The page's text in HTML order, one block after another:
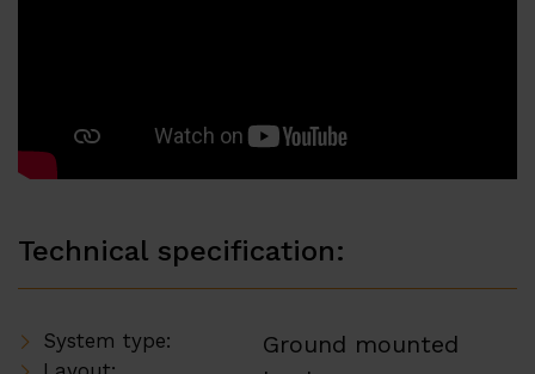
Technical specification:
System type:
Ground mounted